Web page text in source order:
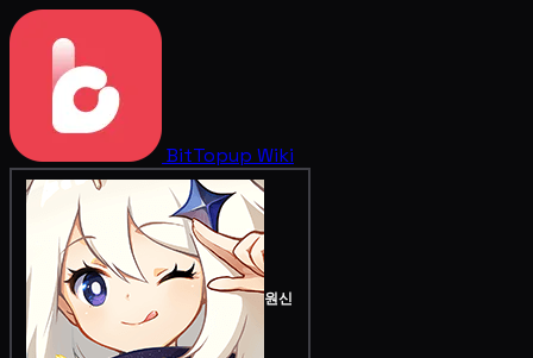
BitTopup Wiki
원신